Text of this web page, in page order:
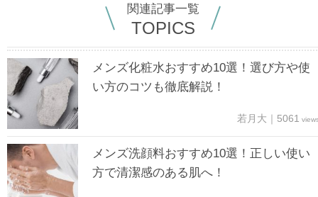
関連記事一覧
TOPICS
メンズ化粧水おすすめ10選！選び方や使
い方のコツも徹底解説！
若月大｜5061
メンズ洗顔料おすすめ10選！正しい使い
方で清潔感のある肌へ！